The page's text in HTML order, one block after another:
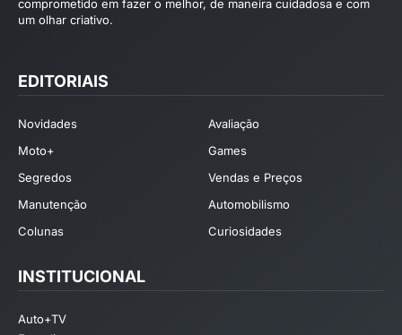
comprometido em fazer o melhor, de maneira cuidadosa e com
um olhar criativo.
EDITORIAIS
Novidades
Avaliação
Moto+
Games
Segredos
Vendas e Preços
Manutenção
Automobilismo
Colunas
Curiosidades
INSTITUCIONAL
Auto+TV